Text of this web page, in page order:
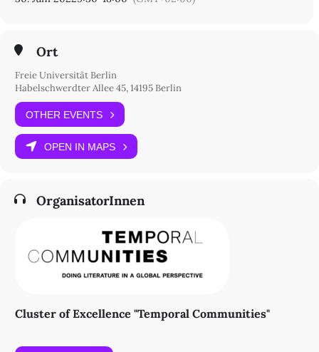
EXC 2020 "Temporal Communities"
14195 Berlin
Ort
Freie Universität Berlin
Habelschwerdter Allee 45, 14195 Berlin
OTHER EVENTS
OPEN IN MAPS
OrganisatorInnen
Cluster of Excellence "Temporal Communities"